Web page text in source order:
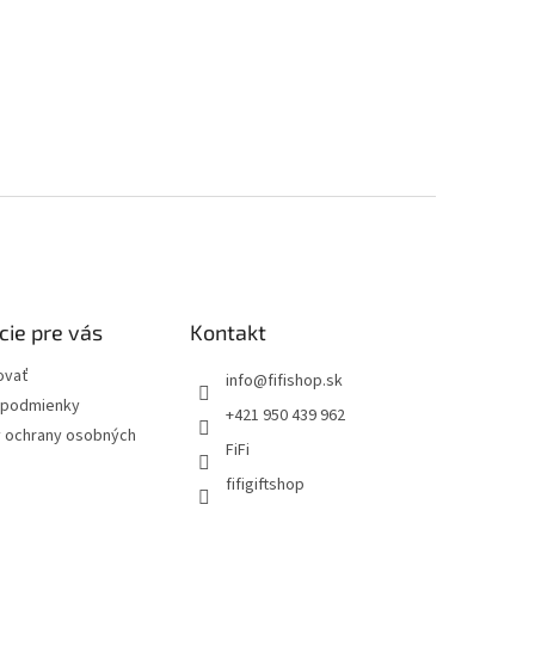
pre vás
osobných
Kontakt
info@fifishop.sk
+421 950 439 962
FiFi
fifigiftshop